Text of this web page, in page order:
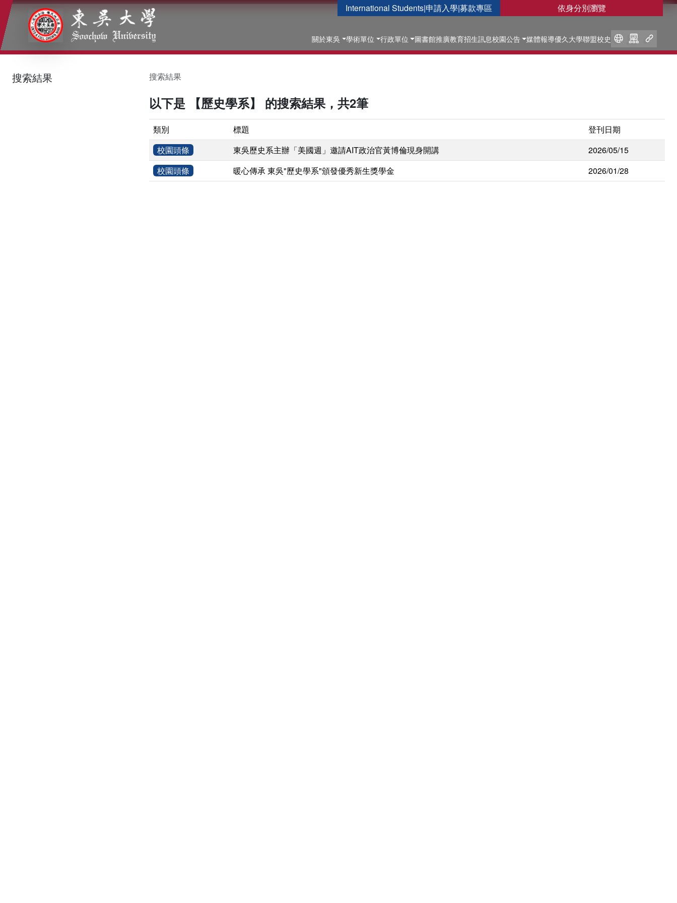
International Students|申請入學|募款專區 依身分別瀏覽
關於東吳 學術單位 行政單位 圖書館推廣教育招生訊息校園公告 媒體報導優久大學聯盟校史
:::
搜索結果 搜索結果
以下是 【歷史學系】 的搜索結果，共2筆
類別 標題
登刊日期
校園頭條
東吳歷史系主辦「美國週」邀請AIT政治官黃博倫現身開講
2026/05/15
校園頭條
暖心傳承 東吳"歷史學系"頒發優秀新生獎學金 2026/01/28